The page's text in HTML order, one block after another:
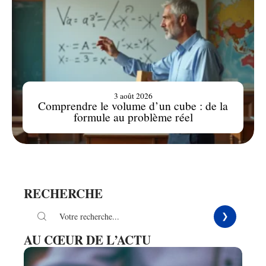
Comprendre le volume d’un cube : de la
formule au problème réel
3 août 2026
RECHERCHE
AU CŒUR DE L’ACTU